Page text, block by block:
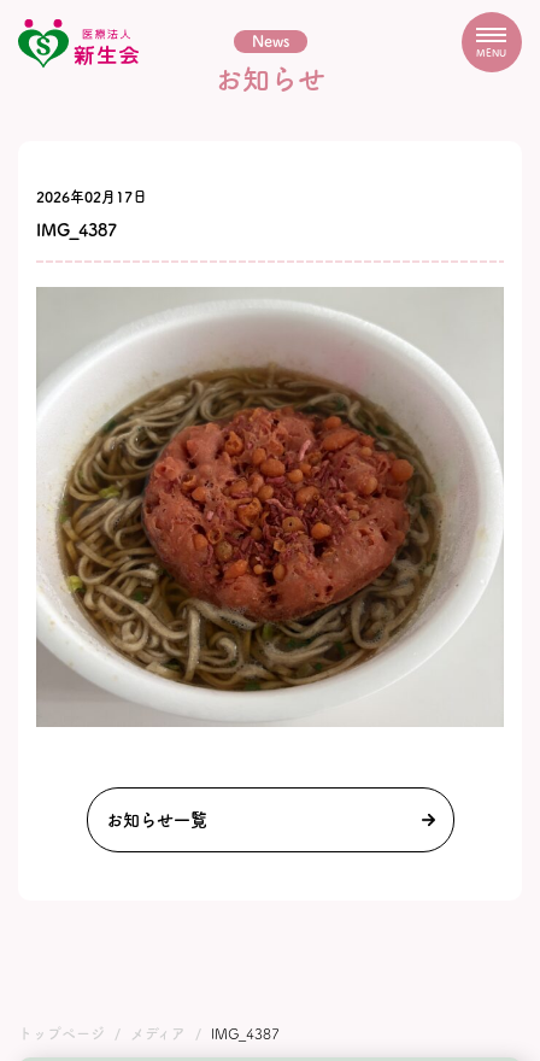
MENU
News
お知らせ
2026年02月17日
IMG_4387
お知らせ一覧
トップページ メディア IMG_4387